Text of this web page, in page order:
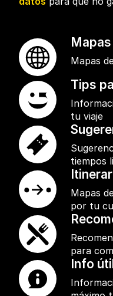
Mapas
Mapas
Tips
tu viaje
tiempos
Mapas
por tu
para
Info